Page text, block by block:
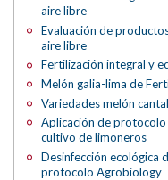
aire libre
Evaluación de
aire libre
Fertilización integral y
Melón galia-lima de
Variedades melón
Aplicación de protocolo
cultivo de limoneros
Desinfección ecológica
protocolo Agrobiology